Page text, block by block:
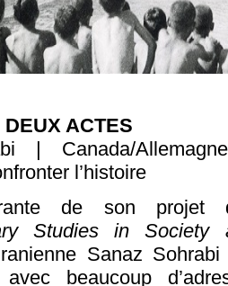
ACTES
| Canada/
l’histoire
de son
Studies in Society
Sanaz
avec beaucoup